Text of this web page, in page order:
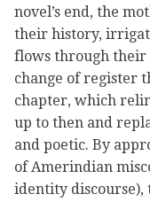
novel’s end, the
their history,
flows through their
change of register
chapter, which
up to then and
and poetic. By
of Amerindian
identity discourse),